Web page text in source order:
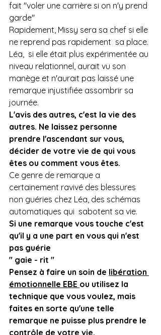
fait "voler une carrière si on n'y prend
garde"
Rapidement, Missy sera sa chef si elle
ne reprend pas rapidement  sa place.
Léa,  si elle était plus expérimentée au
niveau relationnel, aurait vu son
manège et n'aurait pas laissé une
remarque injustifiée assombrir sa
journée.
L'avis des autres, c'est la vie des
autres. Ne laissez personne
prendre l'ascendant sur vous,
décider de votre vie de qui vous
êtes ou comment vous êtes.
Ce genre de remarque a
certainement ravivé des blessures
non guéries chez Léa, des schémas
automatiques qui  sabotent sa vie.
Si une remarque vous touche c'est
qu'il y a une part en vous qui n'est
pas guérie
" gaie - rit "
Pensez à faire un soin de libération
émotionnelle EBE ou utilisez la
technique que vous voulez, mais
faites en sorte qu'une telle
remarque ne puisse plus prendre le
contrôle de votre vie.